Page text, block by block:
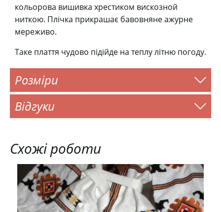
кольорова вишивка хрестиком вискозной
ниткою. Плічка прикрашає бавовняне ажурне
мереживо.
Таке плаття чудово підійде на теплу літню погоду.
Розміри
Відгуки
Схожі роботи